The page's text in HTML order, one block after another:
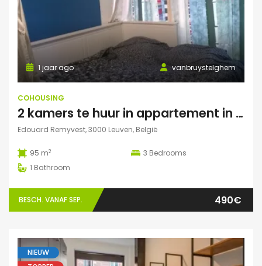
vanbruystelghem
1 jaar ago
COHOUSING
2 kamers te huur in appartement in Leuven
Edouard Remyvest, 3000 Leuven, België
95 m2 3 Bedrooms
1 Bathroom
BESCH. VANAF SEP. 490€
NIEUW